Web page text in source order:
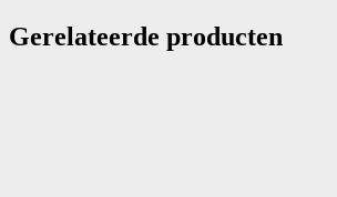
Gerelateerde producten